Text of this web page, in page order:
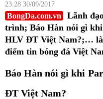
23:28 30/09/2017
BongDa.com.vn
Lãnh
trình; Báo Hàn nói gì
HLV ĐT Việt Nam?;…
điểm tin bóng đá Việt
Báo Hàn nói gì khi
ĐT Việt Nam?